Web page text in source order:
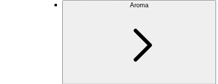
Aroma